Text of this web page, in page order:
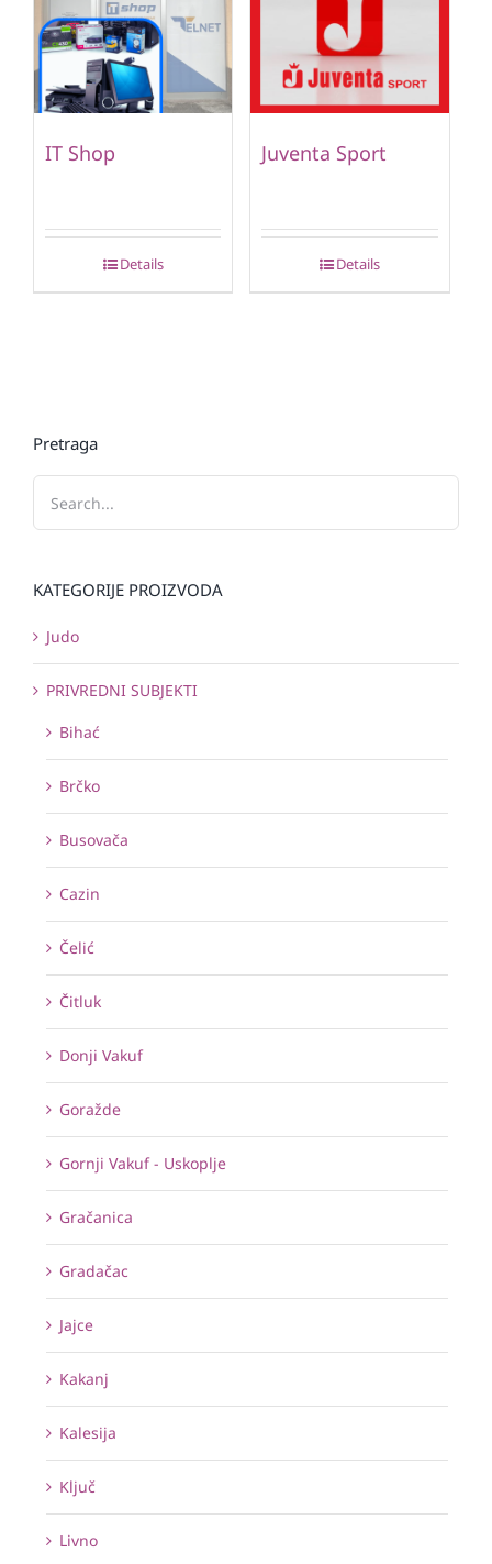
IT Shop
Details
Juventa Sport
Details
Pretraga
KATEGORIJE PROIZVODA
Judo
PRIVREDNI SUBJEKTI
Bihać
Brčko
Busovača
Cazin
Čelić
Čitluk
Donji Vakuf
Goražde
Gornji Vakuf - Uskoplje
Gračanica
Gradačac
Jajce
Kakanj
Kalesija
Ključ
Livno